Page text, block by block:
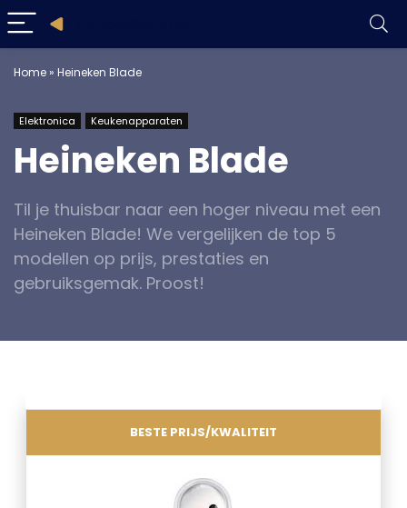
Home» Heineken Blade
Elektronica Keukenapparaten
Heineken Blade
Til je thuisbar naar een hoger niveau met een
Heineken Blade! We vergelijken de top 5
modellen op prijs, prestaties en
gebruiksgemak. Proost!
BESTE PRIJS/KWALITEIT